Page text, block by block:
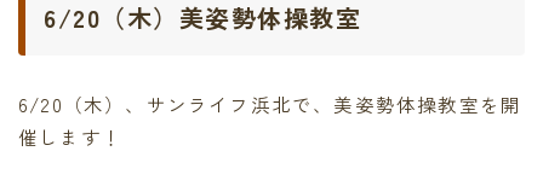
6/20（木）美姿勢体操教室
6/20（木）、サンライフ浜北で、美姿勢体操教室を開
催します！